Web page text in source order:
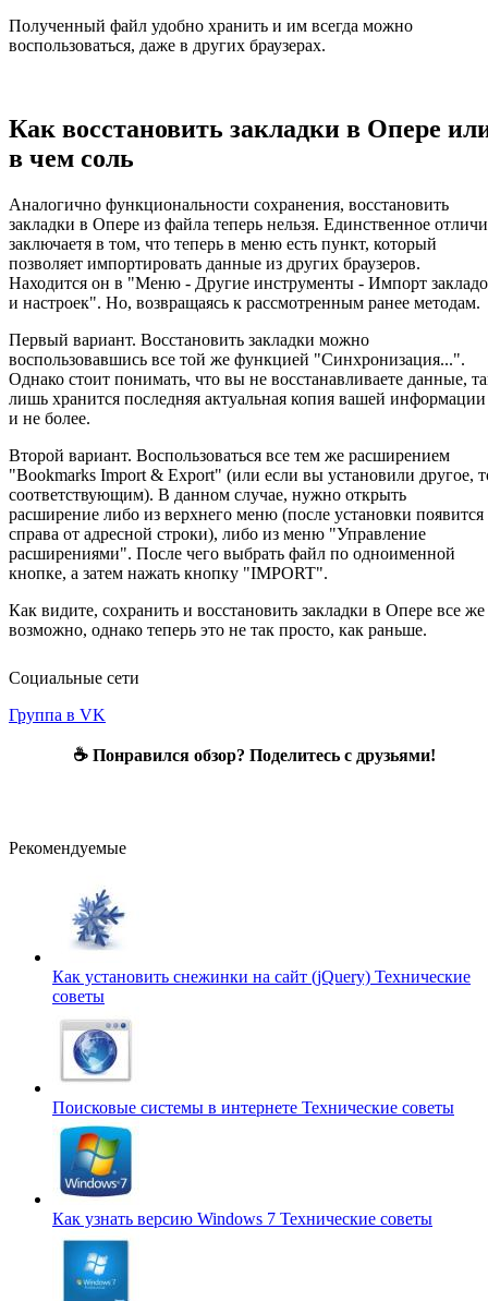
Полученный файл удобно хранить и им всегда можно
воспользоваться, даже в других браузерах.
Как восстановить закладки в Опере
в чем соль
Аналогично функциональности сохранения, восстановить
закладки в Опере из файла теперь нельзя. Единственное
заключаетя в том, что теперь в меню есть пункт, который
позволяет импортировать данные из других браузеров.
Находится он в "Меню - Другие инструменты - Импорт
и настроек". Но, возвращаясь к рассмотренным ранее методам.
Первый вариант. Восстановить закладки можно
воспользовавшись все той же функцией "Синхронизация...".
Однако стоит понимать, что вы не восстанавливаете данные,
лишь хранится последняя актуальная копия вашей информации
и не более.
Второй вариант. Воспользоваться все тем же расширением
"Bookmarks Import & Export" (или если вы установили другое,
соответствующим). В данном случае, нужно открыть
расширение либо из верхнего меню (после установки появится
справа от адресной строки), либо из меню "Управление
расширениями". После чего выбрать файл по одноименной
кнопке, а затем нажать кнопку "IMPORT".
Как видите, сохранить и восстановить закладки в Опере все же
возможно, однако теперь это не так просто, как раньше.
Социальные сети
Группа в VK
☕ Понравился обзор? Поделитесь с друзьями!
Рекомендуемые
Как установить снежинки на сайт (jQuery) Технические
советы
Поисковые системы в интернете Технические советы
Как узнать версию Windows 7 Технические советы